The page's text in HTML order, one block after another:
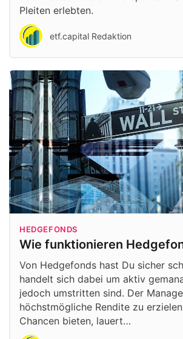
Pleiten erlebten.
etf.capital Redaktion
HEDGEFONDS
Wie funktionieren
Von Hedgefonds hast Du sicher
handelt sich dabei um aktiv
jedoch umstritten sind. Der
höchstmögliche Rendite zu
Chancen bieten, lauert…